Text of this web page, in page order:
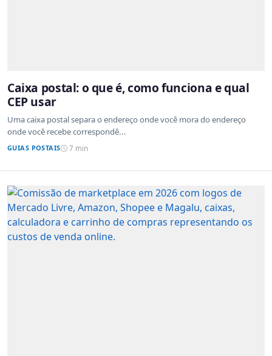
Caixa postal: o que é, como funciona e qual
CEP usar
Uma caixa postal separa o endereço onde você mora do endereço
onde você recebe correspondê...
GUIAS POSTAIS 7 min